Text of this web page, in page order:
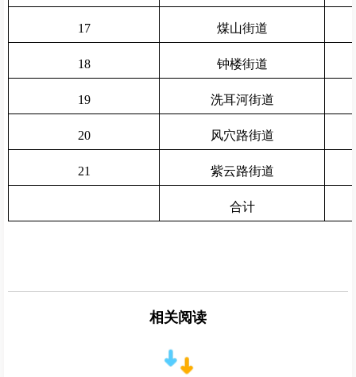
17 煤山街道
18 钟楼街道
19 洗耳河街道
20 风穴路街道
21 紫云路街道
合计
相关阅读